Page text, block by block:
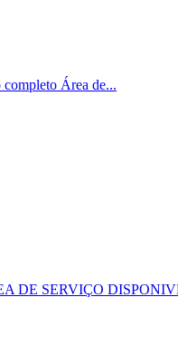
Área de...
SERVIÇO